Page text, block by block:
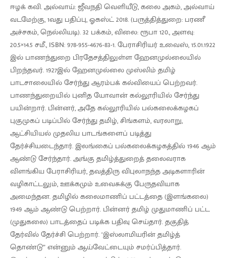
ஈழக் கவி. அல்வாய்: ஜீவநதி வெளியீடு, கலை அகம், அல்வாய்
வடமேற்கு, 1வது பதிப்பு, ஓகஸ்ட் 2018. (பருத்தித்துறை: பரணீ
அச்சகம், நெல்லியடி). 32 பக்கம், விலை: ரூபா 120., அளவு:
20.5×14.5 சமீ., ISBN: 978-955-4676-83-1. பேராசிரியர் உவைஸ், 15.01.1922
இல் பாணந்துறை பிரதேசத்திலுள்ள ஹேனமுல்லையில்
பிறந்தவர். 1927இல் ஹேனமுல்லை முஸ்லிம் தமிழ்
பாடசாலையில் சேர்ந்து ஆரம்பக் கல்வியைப் பெற்றவர்.
பாணந்துறையில் புனித யோவான் கல்லூரியில் சேர்ந்து
பயின்றார். பின்னர், அதே கல்லூரியில் பல்கலைக்கழகப்
புகுமுகப் படிப்பில் சேர்ந்து தமிழ், சிங்களம், வரலாறு,
ஆட்சியியல் முதலிய பாடங்களைப் படித்து
தேர்ச்சியடைந்தார். இலங்கைப் பல்கலைக்கழகத்தில் 1946 ஆம்
ஆண்டு சேர்ந்தார். அங்கு தமிழ்த்துறைத் தலைவராக
விளங்கிய பேராசிரியர், தவத்திரு விபுலாநந்த அடிகளாரின்
வழிகாட்டலும், ஊக்கமும் உவைசுக்கு பேருதவியாக
அமைந்தன. தமிழில் கலைமாணிப் பட்டத்தை (இளங்கலை)
1949 ஆம் ஆண்டு பெற்றார். பின்னர் தமிழ் முதுமாணிப் பட்ட
(முதுகலை) பாடத்தைப் படிக்க பதிவு செய்தார். தகுதித்
தேர்வில் தேர்ச்சி பெற்றார். ‘இஸ்லாமியரின் தமிழ்த்
தொண்டு” என்னும் ஆய்வேட்டையும் சமர்ப்பித்தார்.